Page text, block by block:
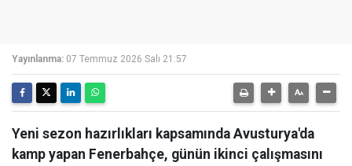
Yayınlanma: 07 Temmuz 2026 Salı 21:57
Yeni sezon hazırlıkları kapsamında Avusturya'da
kamp yapan Fenerbahçe, günün ikinci çalışmasını